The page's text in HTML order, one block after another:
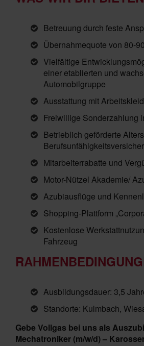
Betreuung durch feste
Übernahmequote von 80-
Vielfältige
einer etablierten und
Automobilgruppe
Ausstattung mit
Freiwillige Sonderzahlung
Betrieblich geförderte
Mitarbeiterrabatte und
Motor-Nützel Akademie/
Azubiausflüge und
Shopping-Plattform
Kostenlose
Fahrzeug
Ausbildungsdauer: 3,5
Standorte: Kulmbach,
Gebe Vollgas bei uns als
Mechatroniker (m/w/d) –